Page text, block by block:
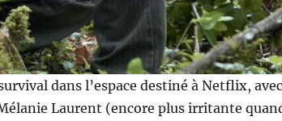
dans l’espace destiné à Netflix, avec
Laurent (encore plus irritante